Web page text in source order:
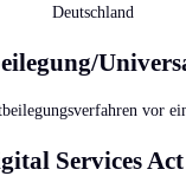
Deutschland
vor
Services